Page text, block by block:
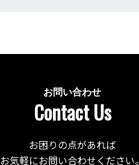
お問い合わせ
Contact Us
お困りの点があれば
お気軽にお問い合わせください。